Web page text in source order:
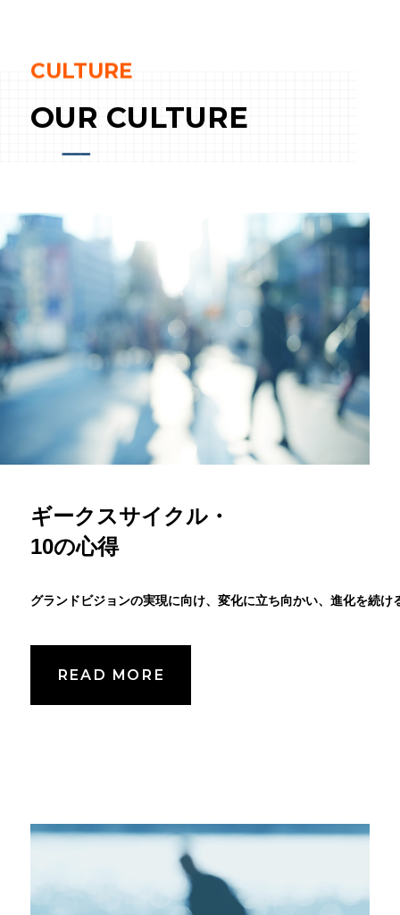
CULTURE
OUR CULTURE
ギークスサイクル・
10の心得
グランドビジョンの実現に向け、変化に立ち向かい、進化を続け
READ MORE